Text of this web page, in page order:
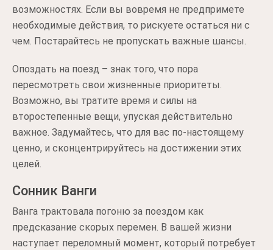
возможностях. Если вы вовремя не предпримете
необходимые действия, то рискуете остаться ни с
чем. Постарайтесь не пропускать важные шансы.
Опоздать на поезд – знак того, что пора
пересмотреть свои жизненные приоритеты.
Возможно, вы тратите время и силы на
второстепенные вещи, упуская действительно
важное. Задумайтесь, что для вас по-настоящему
ценно, и сконцентрируйтесь на достижении этих
целей.
Сонник Ванги
Ванга трактовала погоню за поездом как
предсказание скорых перемен. В вашей жизни
наступает переломный момент, который потребует